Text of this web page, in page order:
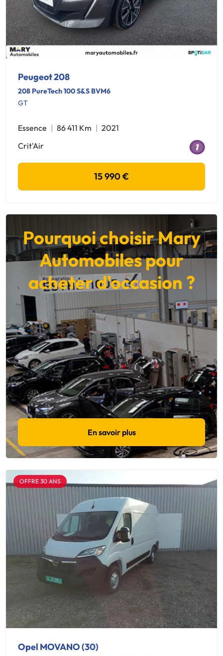
Peugeot 208
208 PureTech 100 S&S BVM6
GT
Essence 86 411 Km
2021
Crit'Air
15 990 €
Pourquoi choisir Mary
Automobiles pour
acheter d'occasion ?
En savoir plus
OFFRE 30 ANS
Opel MOVANO (30)